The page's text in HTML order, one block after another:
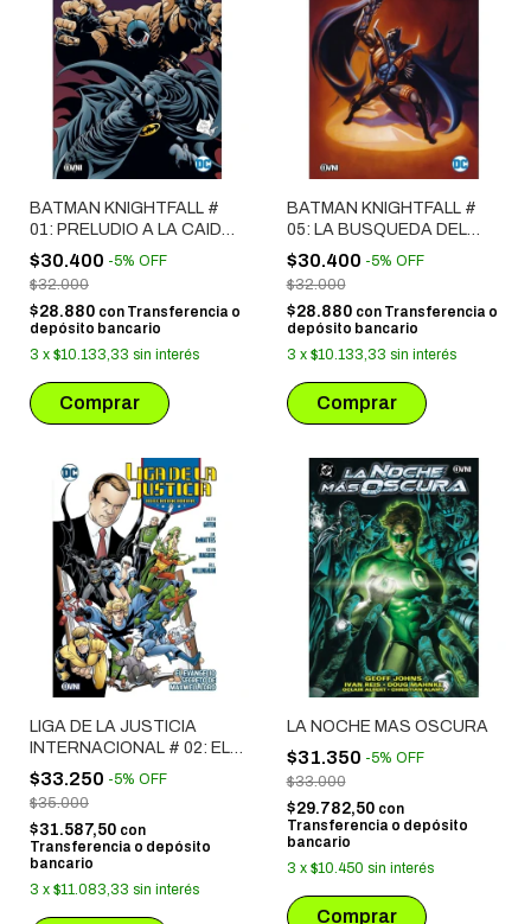
BATMAN KNIGHTFALL #
01: PRELUDIO A LA CAIDA
DEL CABALLERO
$30.400 -5% OFF
$32.000
$28.880 con Transferencia o
depósito bancario
3 x $10.133,33 sin interés
BATMAN KNIGHTFALL #
05: LA BUSQUEDA DEL
CABALLERO
$30.400 -5% OFF
$32.000
$28.880 con Transferencia o
depósito bancario
3 x $10.133,33 sin interés
LIGA DE LA JUSTICIA
INTERNACIONAL # 02: EL
EVANGELIO SECRETO DE
MAXWELL LORD
$33.250 -5% OFF
$35.000
$31.587,50 con
Transferencia o depósito
bancario
3 x $11.083,33 sin interés
LA NOCHE MAS OSCURA
$31.350 -5% OFF
$33.000
$29.782,50 con
Transferencia o depósito
bancario
3 x $10.450 sin interés